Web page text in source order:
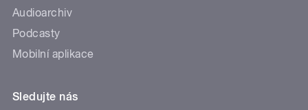
Audioarchiv
Podcasty
Mobilní aplikace
Sledujte nás